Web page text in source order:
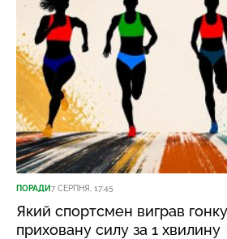
ПОРАДИ7 СЕРПНЯ, 17:45
Який спортсмен виграв
приховану силу за 1 хвилину